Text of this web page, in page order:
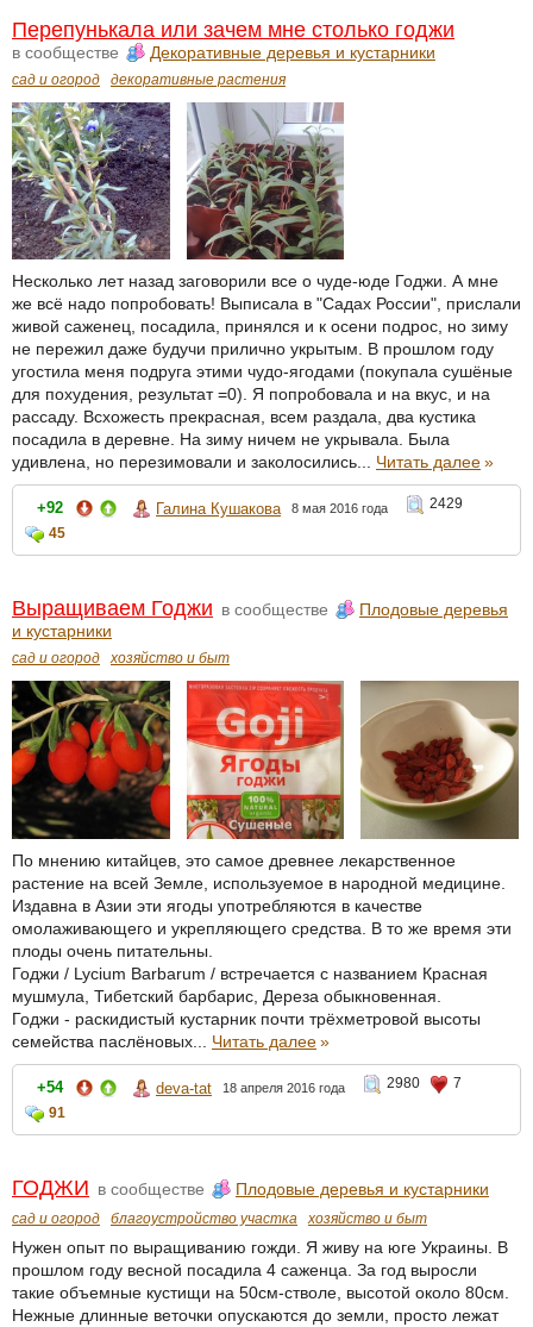
Перепунькала или зачем мне столько годжи
в сообществе Декоративные деревья и кустарники
сад и огород декоративные растения
Несколько лет назад заговорили все о чуде-юде Годжи. А мне
же всё надо попробовать! Выписала в "Садах России", прислали
живой саженец, посадила, принялся и к осени подрос, но зиму
не пережил даже будучи прилично укрытым. В прошлом году
угостила меня подруга этими чудо-ягодами (покупала сушёные
для похудения, результат =0). Я попробовала и на вкус, и на
рассаду. Всхожесть прекрасная, всем раздала, два кустика
посадила в деревне. На зиму ничем не укрывала. Была
удивлена, но перезимовали и заколосились... Читать далее»
+92 Галина Кушакова 8 мая 2016 года
2429
45
Выращиваем Годжи в сообществе
Плодовые деревья
и кустарники
сад и огород хозяйство и быт
По мнению китайцев, это самое древнее лекарственное
растение на всей Земле, используемое в народной медицине.
Издавна в Азии эти ягоды употребляются в качестве
омолаживающего и укрепляющего средства. В то же время эти
плоды очень питательны.
Годжи / Lycium Barbarum / встречается с названием Красная
мушмула, Тибетский барбарис, Дереза обыкновенная.
Годжи - раскидистый кустарник почти трёхметровой высоты
семейства паслёновых... Читать далее»
+54 deva-tat 18 апреля 2016 года 2980
7
91
ГОДЖИ в сообществе Плодовые деревья и кустарники
сад и огород благоустройство участка хозяйство и быт
Нужен опыт по выращиванию гожди. Я живу на юге Украины. В
прошлом году весной посадила 4 саженца. За год выросли
такие объемные кустищи на 50см-стволе, высотой около 80см.
Нежные длинные веточки опускаются до земли, просто лежат